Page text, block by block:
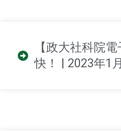
【政大社科院
快！ | 2023年1